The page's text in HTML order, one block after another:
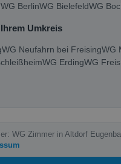
WG BerlinWG BielefeldWG
Umkreis
WG Neufahrn bei FreisingWG
WG ErdingWG
WG Zimmer in Altdorf